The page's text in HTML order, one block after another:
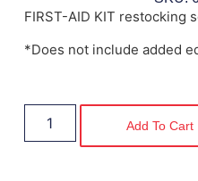
FIRST-AID KIT restocking
*Does not include added
Add To Cart